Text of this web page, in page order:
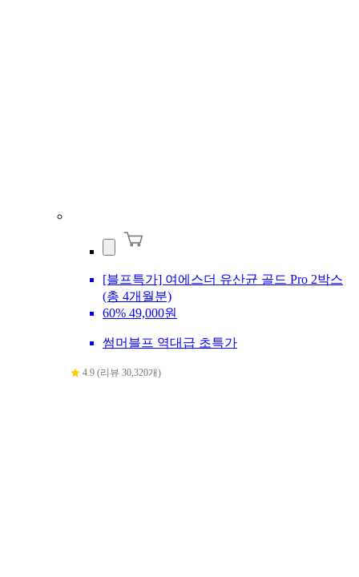
[블프특가] 여에스더 유산균 골드 Pro 2박스
(총 4개월분)
60% 49,000원
썸머블프 역대급 초특가
4.9 (리뷰 30,320개)